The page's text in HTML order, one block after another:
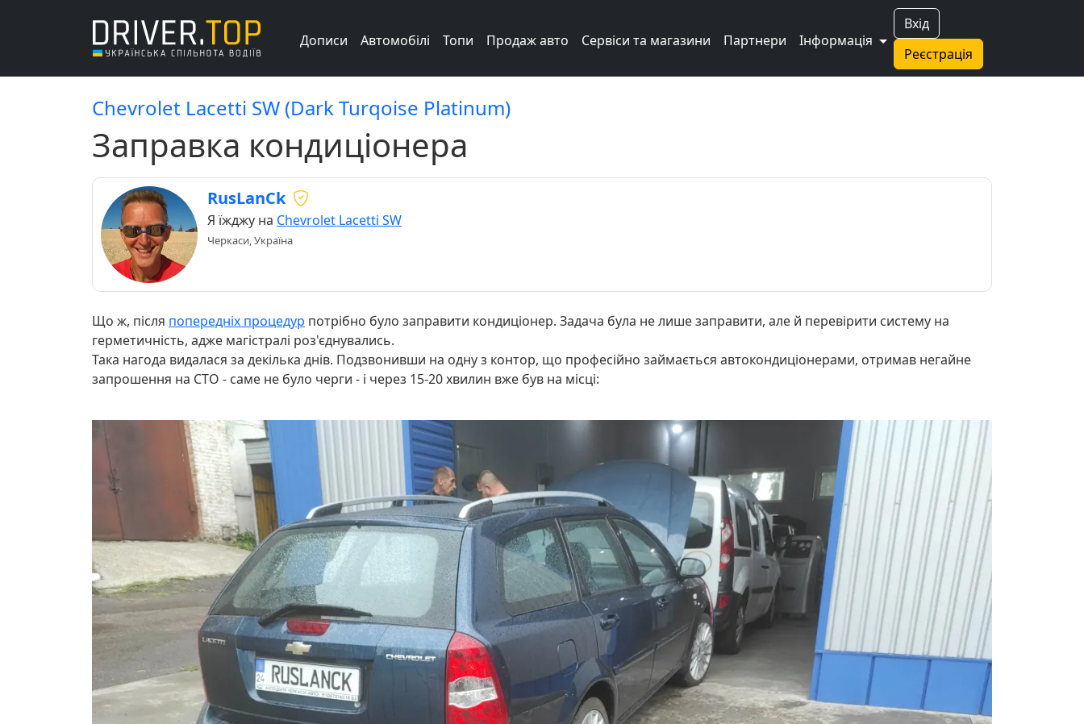
Вхід
Реєстрація
Дописи Автомобілі Топи Продаж авто Сервіси та магазини Партнери Інформація
Chevrolet Lacetti SW (Dark Turqoise Platinum)
Заправка кондиціонера
RusLanCk
Я їжджу на Chevrolet Lacetti SW
Черкаси, Україна
Що ж, після попередніх процедур потрібно було заправити кондиціонер. Задача була не лише заправити, але й перевірити систему на
герметичність, адже магістралі роз'єднувались.
Така нагода видалася за декілька днів. Подзвонивши на одну з контор, що професійно займається автокондиціонерами, отримав негайне
запрошення на СТО - саме не було черги - і через 15-20 хвилин вже був на місці: